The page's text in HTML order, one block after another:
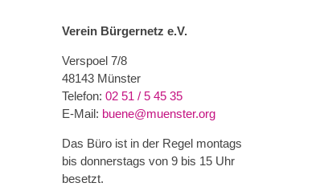
Verein Bürgernetz e.V.
Verspoel 7/8
48143 Münster
Telefon:02 51 / 5 45 35
E-Mail: buene@muenster.org
Das Büro ist in der Regel montags
bis donnerstags von 9 bis 15 Uhr
besetzt.